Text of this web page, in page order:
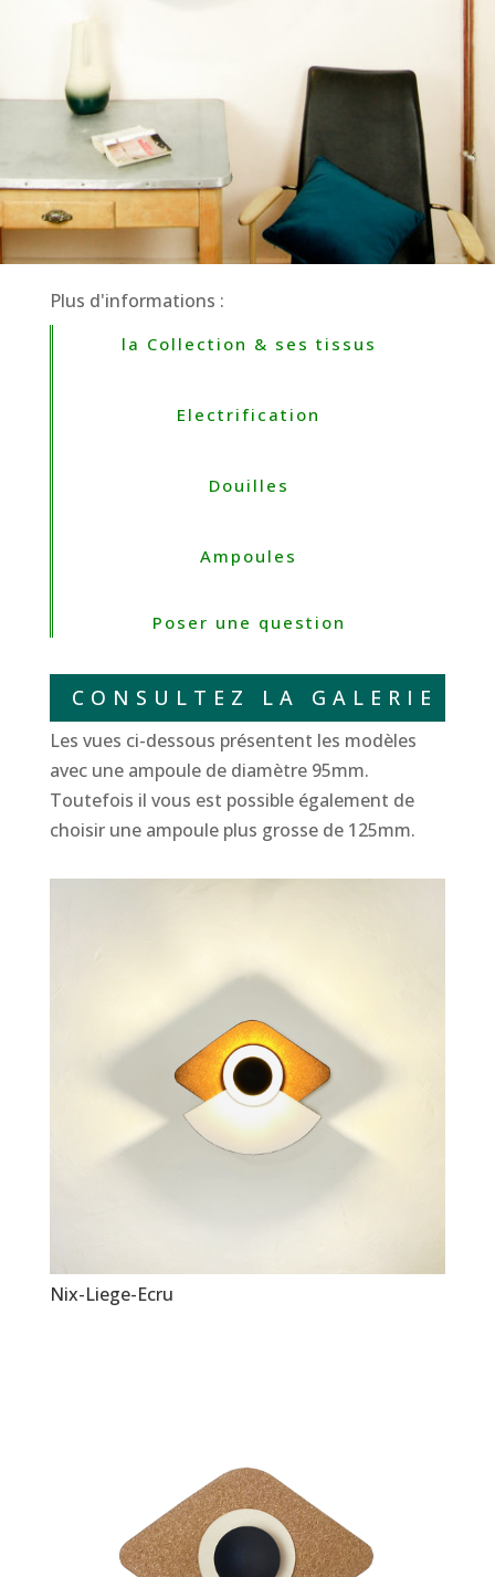
Plus d'informations :
la Collection & ses tissus
Electrification
Douilles
Ampoules
Poser une question
CONSULTEZ LA GALERIE
Les vues ci-dessous présentent les modèles
avec une ampoule de diamètre 95mm.
Toutefois il vous est possible également de
choisir une ampoule plus grosse de 125mm.
Nix-Liege-Ecru